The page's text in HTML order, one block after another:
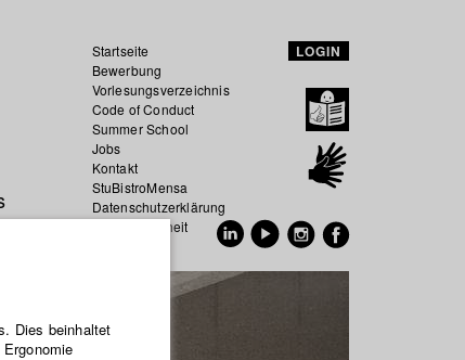
Startseite
Bewerbung
Vorlesungsverzeichnis
Code of Conduct
Summer School
Jobs
Kontakt
StuBistroMensa
Datenschutzerklärung
Datensicherheit
LOGIN
Dies beinhaltet